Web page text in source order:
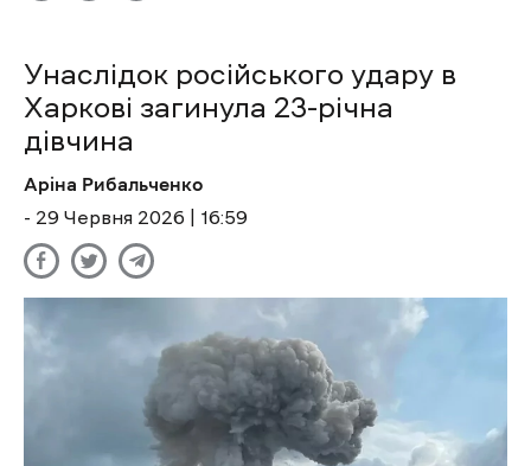
Унаслідок російського удару в
Харкові загинула 23-річна
дівчина
Аріна Рибальченко
- 29 Червня 2026 | 16:59